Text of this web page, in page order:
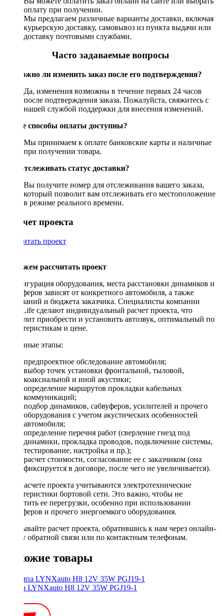
оплату при получении.
Мы предлагаем различные варианты доставки, включая
курьерскую доставку, самовывоз из пункта выдачи или
доставку почтовыми службами.
Часто задаваемые вопросы
Возможно ли изменить заказ после его подтверждения?
Да, изменения возможны в течение первых 24 часов
после подтверждения заказа. Пожалуйста, свяжитесь с
нашей службой поддержки для внесения изменений.
Какие способы оплаты доступны?
Мы принимаем к оплате банковские карты и наличные
при получении товара.
Как отслеживать статус доставки?
Вы получите номер для отслеживания вашего заказа,
который позволит вам отслеживать его местоположение
в режиме реального времени.
Рассчет проекта
Рассчитать проект
Поможем рассчитать проект
Конфигурация оборудования, места расстановки динамиков и
сабвуферов зависят от конкретного автомобиля, а также
пожеланий и бюджета заказчика. Специалисты компании
DriveLife сделают индивидуальный расчет проекта, что
позволит приобрести и установить автозвук, оптимальный по
характеристикам и цене.
Основные этапы:
предпроектное обследование автомобиля;
выбор точек установки фронтальной, тыловой,
коаксиальной и иной акустики;
определение маршрутов прокладки кабельных
коммуникаций;
подбор динамиков, сабвуферов, усилителей и прочего
оборудования с учетом акустических особенностей
автомобиля;
определение перечня работ (сверление гнезд под
динамики, прокладка проводов, подключение системы,
тестирование, настройка и пр.);
расчет стоимости, согласование ее с заказчиком (она
фиксируется в договоре, после чего не увеличивается).
При расчете проекта учитываются электротехнические
характеристики бортовой сети. Это важно, чтобы не
допустить ее перегрузки, особенно при использовании
сабвуферов и прочего энергоемкого оборудования.
Заказывайте расчет проекта, обратившись к нам через онлайн-
форму обратной связи или по контактным телефонам.
Похожие товары
Лампа LYNXauto H8 12V 35W PGJ19-1